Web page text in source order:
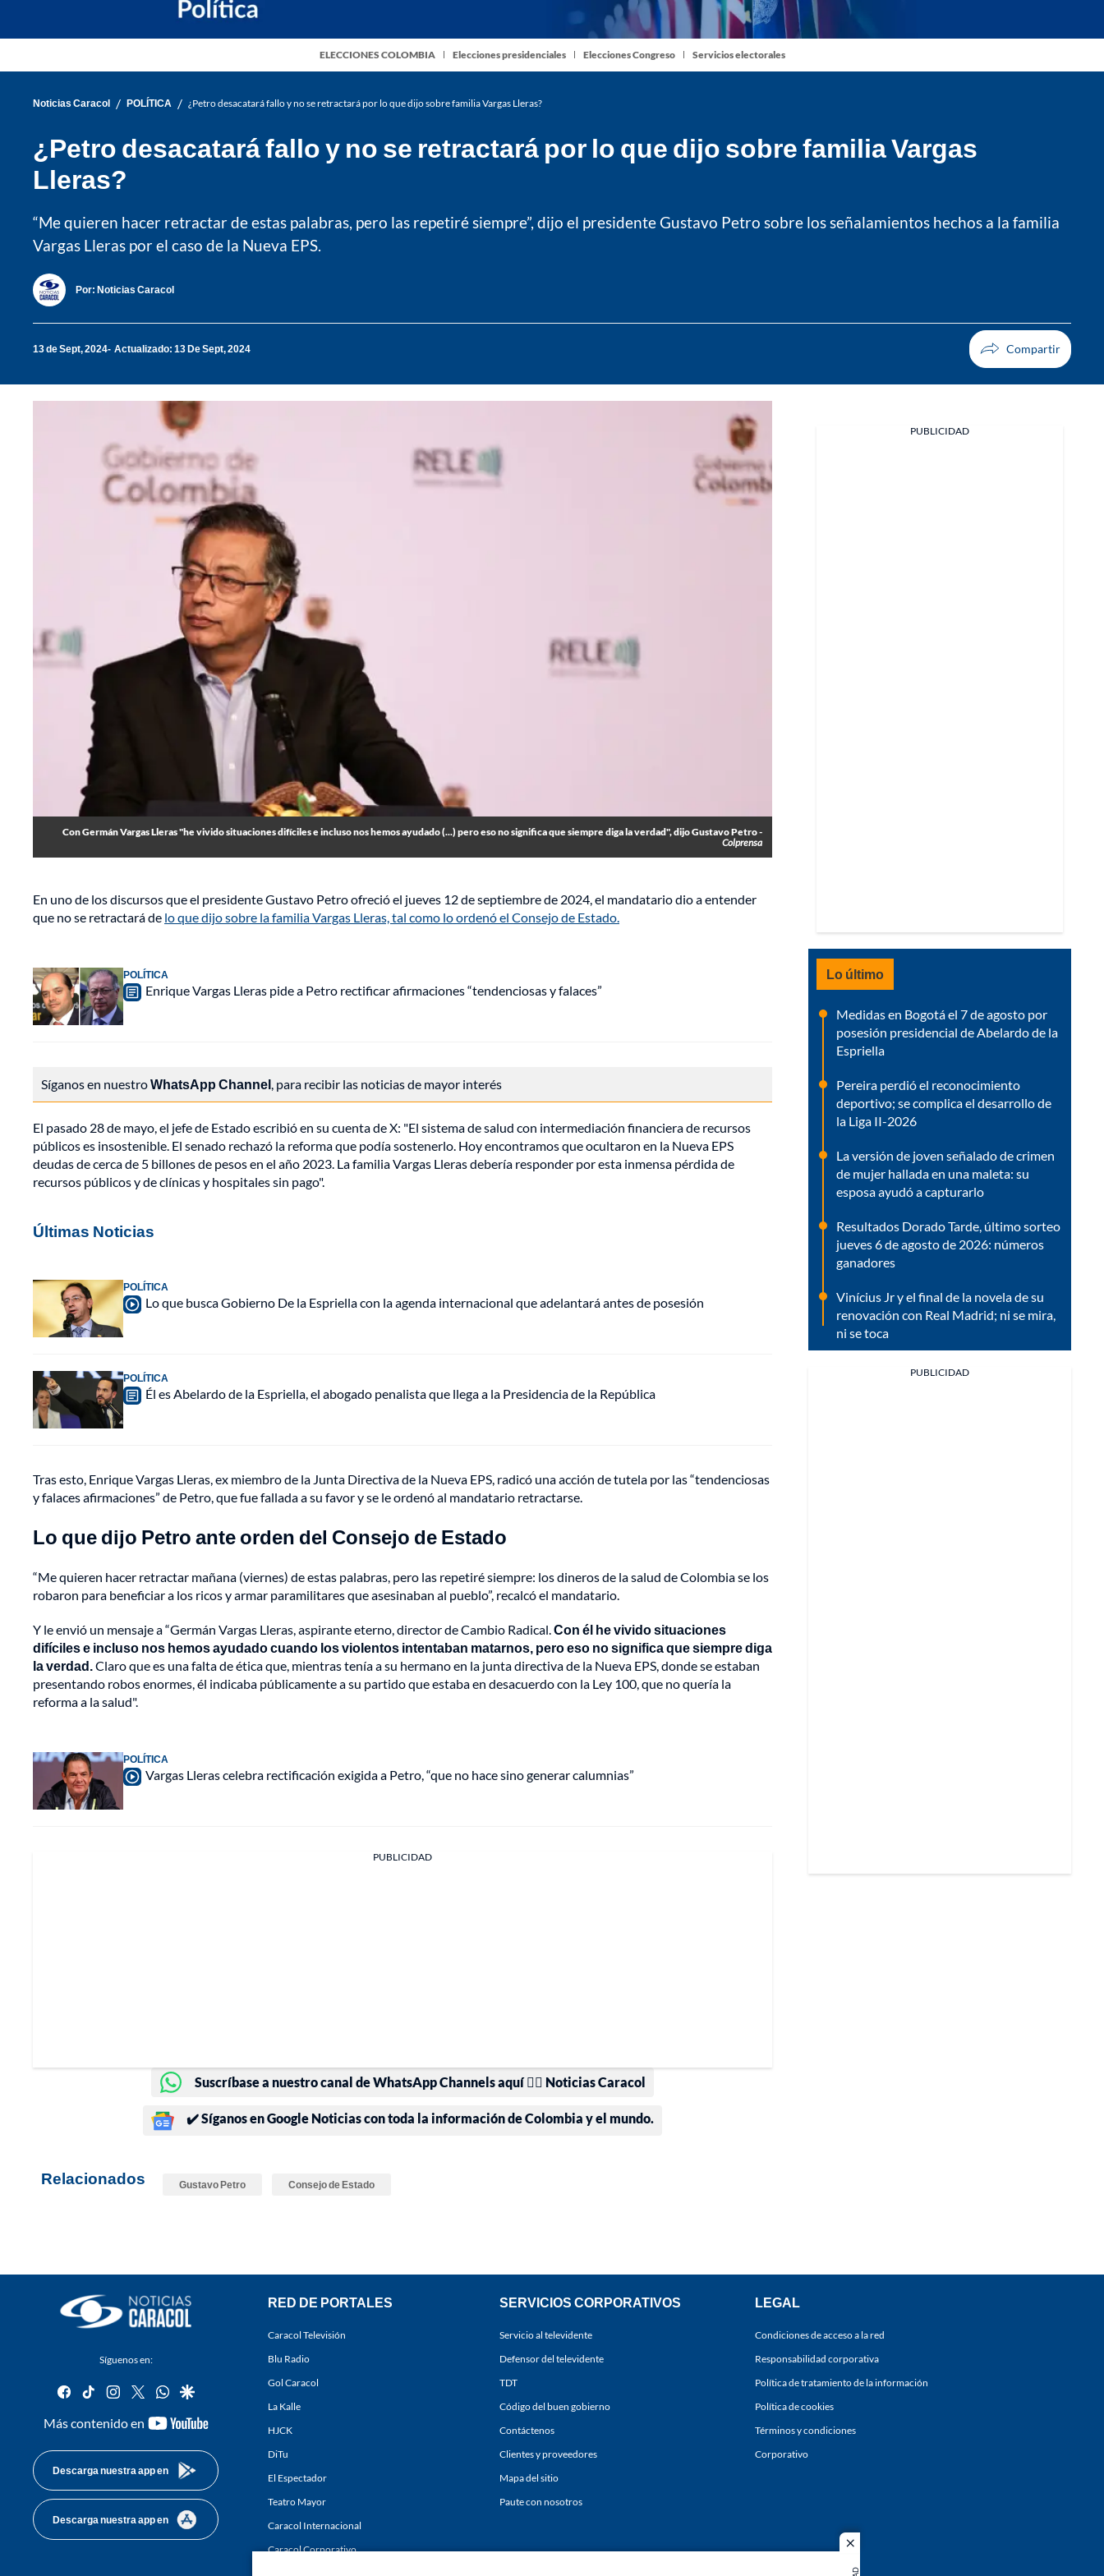
close
ELECCIONES COLOMBIA Elecciones presidenciales Elecciones Congreso Servicios electorales
Noticias Caracol / POLÍTICA / ¿Petro desacatará fallo y no se retractará por lo que dijo sobre familia Vargas Lleras?
¿Petro desacatará fallo y no se retractará por lo que dijo sobre familia Vargas
Lleras?
“Me quieren hacer retractar de estas palabras, pero las repetiré siempre”, dijo el presidente Gustavo Petro sobre los señalamientos hechos a la familia
Vargas Lleras por el caso de la Nueva EPS.
Por: Noticias Caracol
13 de Sept, 2024 Actualizado: 13 De Sept, 2024
Con Germán Vargas Lleras "he vivido situaciones difíciles e incluso nos hemos ayudado (...) pero eso no significa que siempre diga la verdad", dijo Gustavo Petro -
Colprensa
En uno de los discursos que el presidente Gustavo Petro ofreció el jueves 12 de septiembre de 2024, el mandatario dio a entender
que no se retractará de lo que dijo sobre la familia Vargas Lleras, tal como lo ordenó el Consejo de Estado.
POLÍTICA
Enrique Vargas Lleras pide a Petro rectificar afirmaciones “tendenciosas y falaces”
Síganos en nuestroWhatsApp Channel, para recibir las noticias de mayor interés
El pasado 28 de mayo, el jefe de Estado escribió en su cuenta de X: "El sistema de salud con intermediación financiera de recursos
públicos es insostenible. El senado rechazó la reforma que podía sostenerlo. Hoy encontramos que ocultaron en la Nueva EPS
deudas de cerca de 5 billones de pesos en el año 2023. La familia Vargas Lleras debería responder por esta inmensa pérdida de
recursos públicos y de clínicas y hospitales sin pago".
Últimas Noticias
POLÍTICA
Lo que busca Gobierno De la Espriella con la agenda internacional que adelantará antes de posesión
POLÍTICA
Él es Abelardo de la Espriella, el abogado penalista que llega a la Presidencia de la República
Tras esto, Enrique Vargas Lleras, ex miembro de la Junta Directiva de la Nueva EPS, radicó una acción de tutela por las “tendenciosas
y falaces afirmaciones” de Petro, que fue fallada a su favor y se le ordenó al mandatario retractarse.
Lo que dijo Petro ante orden del Consejo de Estado
“Me quieren hacer retractar mañana (viernes) de estas palabras, pero las repetiré siempre: los dineros de la salud de Colombia se los
robaron para beneficiar a los ricos y armar paramilitares que asesinaban al pueblo”, recalcó el mandatario.
Y le envió un mensaje a “Germán Vargas Lleras, aspirante eterno, director de Cambio Radical.Con él he vivido situaciones
difíciles e incluso nos hemos ayudado cuando los violentos intentaban matarnos, pero eso no significa que siempre diga
la verdad.Claro que es una falta de ética que, mientras tenía a su hermano en la junta directiva de la Nueva EPS, donde se estaban
presentando robos enormes, él indicaba públicamente a su partido que estaba en desacuerdo con la Ley 100, que no quería la
reforma a la salud".
POLÍTICA
Vargas Lleras celebra rectificación exigida a Petro, “que no hace sino generar calumnias”
PUBLICIDAD
Suscríbase a nuestro canal de WhatsApp Channels aquí 👉🏻 Noticias Caracol
✔️ Síganos en Google Noticias con toda la información de Colombia y el mundo.
Relacionados Gustavo Petro Consejo de Estado
PUBLICIDAD
Lo último
Medidas en Bogotá el 7 de agosto por
posesión presidencial de Abelardo de la
Espriella
Pereira perdió el reconocimiento
deportivo; se complica el desarrollo de
la Liga II-2026
La versión de joven señalado de crimen
de mujer hallada en una maleta: su
esposa ayudó a capturarlo
Resultados Dorado Tarde, último sorteo
jueves 6 de agosto de 2026: números
ganadores
Vinícius Jr y el final de la novela de su
renovación con Real Madrid; ni se mira,
ni se toca
PUBLICIDAD
Síguenos en:
facebook
tiktok instagram
twitterwhatsapp
google
Más contenido en
youtube-
Descarga nuestra app en
Descarga nuestra app en
RED DE PORTALES
Caracol Televisión
Blu Radio
Gol Caracol
La Kalle
HJCK
DiTu
El Espectador
Teatro Mayor
Caracol Internacional
Caracol Corporativo
SERVICIOS CORPORATIVOS
Servicio al televidente
Defensor del televidente
TDT
Código del buen gobierno
Contáctenos
Clientes y proveedores
Mapa del sitio
Paute con nosotros
LEGAL
Condiciones de acceso a la red
Responsabilidad corporativa
Política de tratamiento de la información
Política de cookies
Términos y condiciones
Corporativo